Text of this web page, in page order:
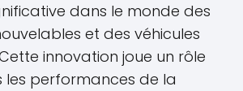
dans le monde des
et des véhicules
innovation joue un rôle
les performances de la